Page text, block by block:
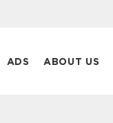
ADS ABOUT US